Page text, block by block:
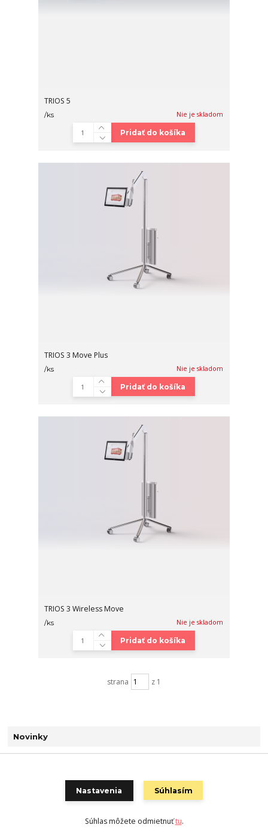
TRIOS 5
/ks Nie je skladom
Pridať do košíka
TRIOS 3 Move Plus
/ks Nie je skladom
Pridať do košíka
TRIOS 3 Wireless Move
/ks Nie je skladom
Pridať do košíka
strana z 1
Novinky
Vytvorené na Eshop-rychlo.sk
Nastavenia Súhlasím
Súhlas môžete odmietnuťtu.